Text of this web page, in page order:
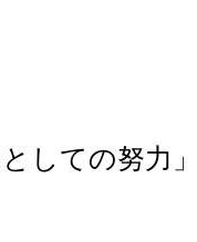
しての努力